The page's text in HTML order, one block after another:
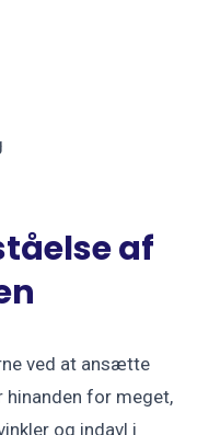
af
ved at ansætte
hinanden for meget,
og indavl i